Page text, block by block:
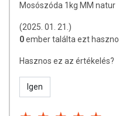
Mosószóda 1kg MM natur
(2025. 01. 21.)
0ember találta ezt
Hasznos ez az értékelés?
Igen